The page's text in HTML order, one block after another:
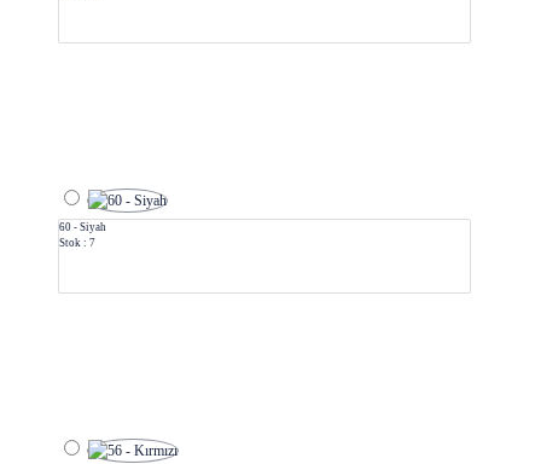
60 - Siyah
Stok : 7